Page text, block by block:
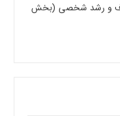
و رشد شخصی (بخش